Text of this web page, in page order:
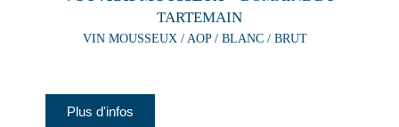
TARTEMAIN
VIN MOUSSEUX / AOP / BLANC / BRUT
Plus d'infos